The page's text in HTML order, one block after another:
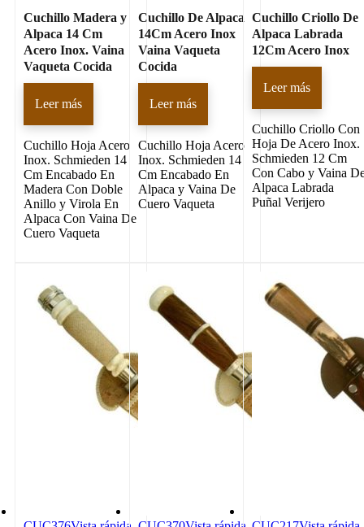
Cuchillo Madera y
Alpaca 14 Cm
Acero Inox. Vaina
Vaqueta Cocida
Leer más
Cuchillo Hoja Acero
Inox. Schmieden 14
Cm Encabado En
Madera Con Doble
Anillo y Virola En
Alpaca Con Vaina De
Cuero Vaqueta
Cuchillo De Alpaca
14Cm Acero Inox
Vaina Vaqueta
Cocida
Leer más
Cuchillo Hoja Acero
Inox. Schmieden 14
Cm Encabado En
Alpaca y Vaina De
Cuero Vaqueta
Cuchillo Criollo De
Alpaca Labrada
12Cm Acero Inox
Leer más
Cuchillo Criollo Con
Hoja De Acero Inox.
Schmieden 12 Cm
Con Cabo y Vaina
Alpaca Labrada
Puñal Verijero